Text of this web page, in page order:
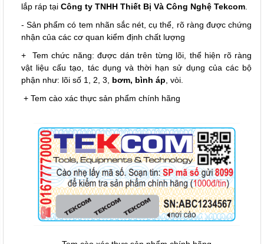
lắp ráp tại Công ty TNHH Thiết Bị Và Công Nghệ Tekcom.
- Sản phẩm có tem nhãn sắc nét, cụ thể, rõ ràng được chứng
nhận của các cơ quan kiểm định chất lượng
+ Tem chức năng: được dán trên từng lõi, thể hiện rõ ràng
vật liệu cấu tạo, tác dụng và thời hạn sử dụng của các bộ
phận như: lõi số 1, 2, 3, bơm, bình áp, vòi.
+ Tem cào xác thực sản phẩm chính hãng